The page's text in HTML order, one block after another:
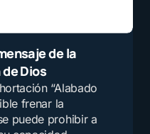
de la
Dios
“Alabado
frenar la
puede prohibir a